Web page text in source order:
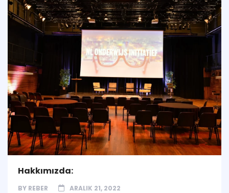
Hakkımızda:
BY REBER ARALIK 21, 2022